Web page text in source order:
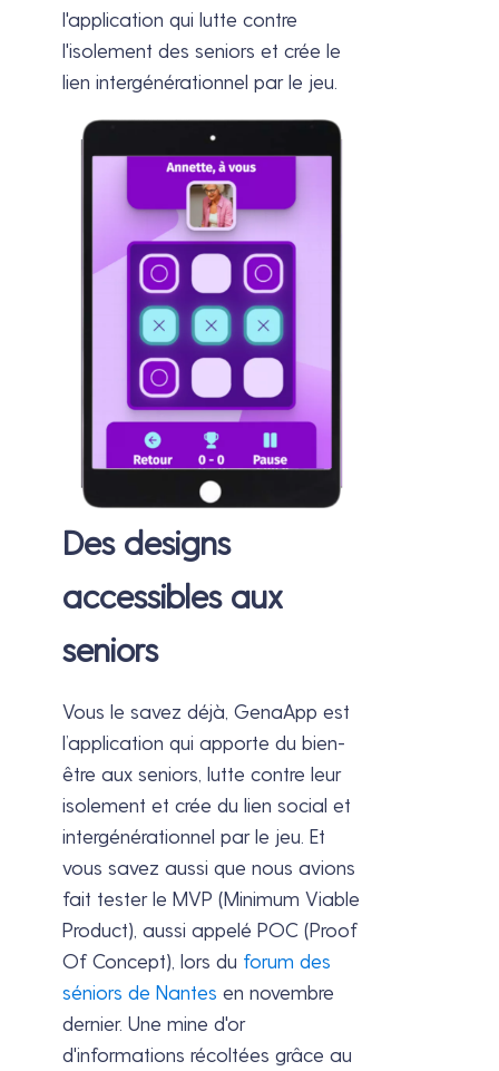
l'application qui lutte contre
l'isolement des seniors et crée le
lien intergénérationnel par le jeu.
Des designs
accessibles aux
seniors
Vous le savez déjà, GenaApp est
l’application qui apporte du bien-
être aux seniors, lutte contre leur
isolement et crée du lien social et
intergénérationnel par le jeu. Et
vous savez aussi que nous avions
fait tester le MVP (Minimum Viable
Product), aussi appelé POC (Proof
Of Concept), lors du forum des
séniors de Nantes en novembre
dernier. Une mine d'or
d'informations récoltées grâce au